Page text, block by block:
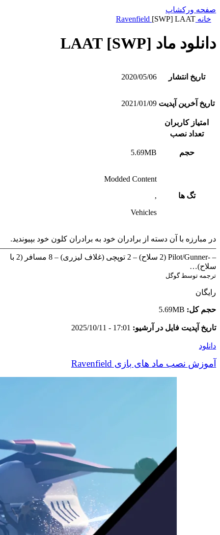
صفحه ورکشاپ
خانه
Ravenfield [SWP] LAAT
دانلود ماد [SWP] LAAT
تاریخ انتشار 2020/05/06
تاریخ آخرین آپدیت 2021/01/09
امتیاز کاربران
تعداد نصب
حجم 5.69MB
تگ ها
Modded Content
,
Vehicles
در مبارزه با آن دسته از برادران خود به برادران کلون خود بپیوندید.
– -Pilot/Gunner (2 سلاح) – 2 توپچی (غلاف لیزری) – 8 مسافر (2 با
سلاح)…
ترجمه توسط گوگل
رایگان
حجم کل: 5.69MB
تاریخ آپدیت فایل در آرشیو: 17:01 - 2025/10/11
دانلود
آموزش نصب ماد های بازی Ravenfield